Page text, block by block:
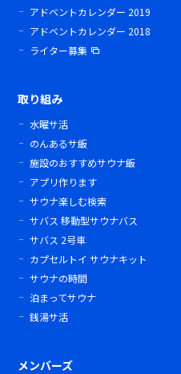
アドベントカレンダー 2019
アドベントカレンダー 2018
ライター募集
取り組み
水曜サ活
のんあるサ飯
施設のおすすめサウナ飯
アプリ作ります
サウナ楽しむ検索
サバス 移動型サウナバス
サバス 2号車
カプセルトイ サウナキット
サウナの時間
泊まってサウナ
銭湯サ活
メンバーズ